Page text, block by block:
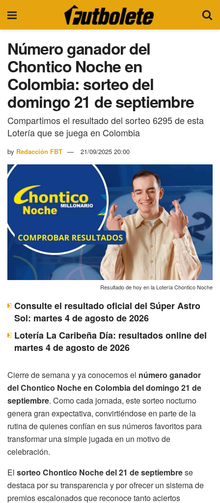
Número ganador del
Chontico Noche en
Colombia: sorteo del
domingo 21 de septiembre
Compartimos el resultado del sorteo 6295 de esta
Lotería que se juega en Colombia
by Redacción FBT 21/09/2025 20:00
Resultado de hoy en la Lotería Chontico Noche
Consulte el resultado oficial del Súper Astro
Sol: martes 4 de agosto de 2026
Lotería La Caribeña Día: resultados online del
martes 4 de agosto de 2026
Cierre de semana y ya conocemos el número ganador
del Chontico Noche en Colombia del domingo 21 de
septiembre. Como cada jornada, este sorteo nocturno
genera gran expectativa, convirtiéndose en parte de la
rutina de quienes confían en sus números favoritos para
transformar una simple jugada en un motivo de
celebración.
El sorteo Chontico Noche del 21 de septiembrese
destaca por su transparencia y por ofrecer un sistema de
premios escalonados que reconoce tanto aciertos